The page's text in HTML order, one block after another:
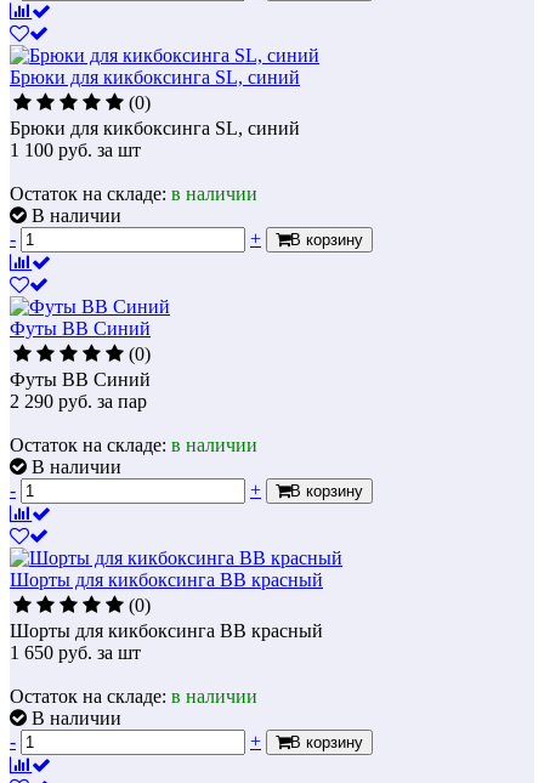
Брюки для кикбоксинга SL, синий
(0)
Брюки для кикбоксинга SL, синий
1 100 руб. за шт
Остаток на складе: в наличии
В наличии
-
+ В корзину
Футы BB Синий
(0)
Футы BB Синий
2 290 руб. за пар
Остаток на складе: в наличии
В наличии
-
+ В корзину
Шорты для кикбоксинга BB красный
(0)
Шорты для кикбоксинга BB красный
1 650 руб. за шт
Остаток на складе: в наличии
В наличии
-
+ В корзину